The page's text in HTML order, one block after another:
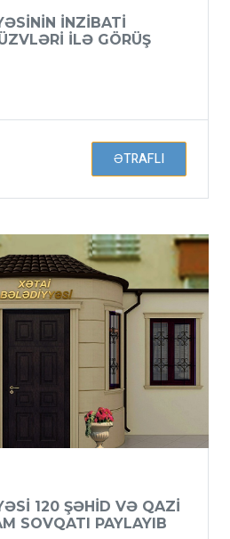
INZIBATI
ILƏ GÖRÜŞ
ƏTRAFLI
120 ŞƏHID VƏ QAZI
SOVQATI PAYLAYIB